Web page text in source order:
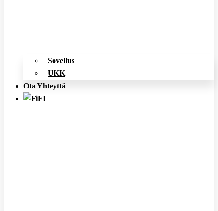
Sovellus
UKK
Ota Yhteyttä
FI